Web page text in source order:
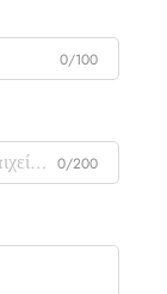
0/100
0/200